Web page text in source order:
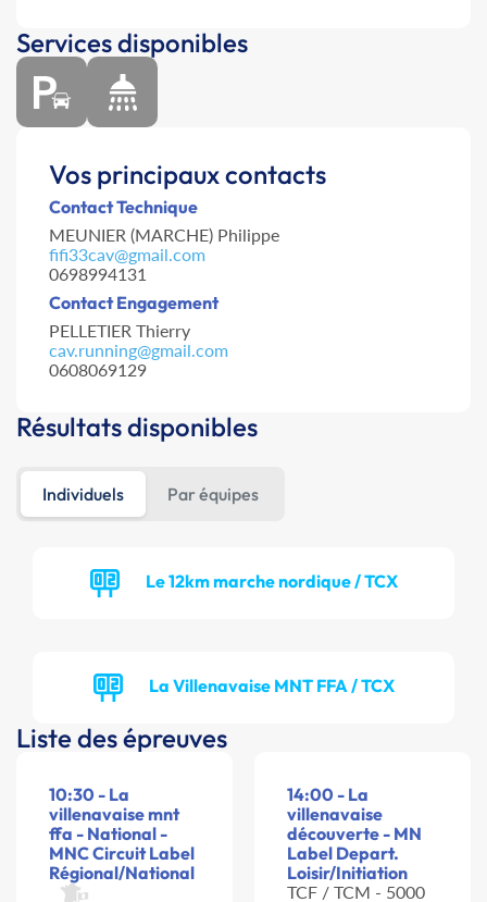
Services disponibles
Vos principaux contacts
Contact Technique
MEUNIER (MARCHE) Philippe
fifi33cav@gmail.com
0698994131
Contact Engagement
PELLETIER Thierry
cav.running@gmail.com
0608069129
Résultats disponibles
Individuels Par équipes
Le 12km marche nordique / TCX
La Villenavaise MNT FFA / TCX
Liste des épreuves
10:30 - La
villenavaise mnt
ffa - National -
MNC Circuit Label
Régional/National
14:00 - La
villenavaise
découverte - MN
Label Depart.
Loisir/Initiation
TCF / TCM - 5000